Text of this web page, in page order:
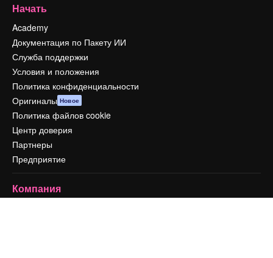
Начать
Academy
Документация по Пакету ИИ
Служба поддержки
Условия и положения
Политика конфиденциальности
Оригиналы Новое
Политика файлов cookie
Центр доверия
Партнеры
Предприятие
Компания